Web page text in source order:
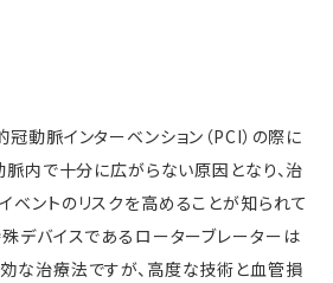
動脈インターベンション（PCI）の際に
内で十分に広がらない原因となり、治
ントのリスクを高めることが知られて
デバイスであるローターブレーターは
な治療法ですが、高度な技術と血管損